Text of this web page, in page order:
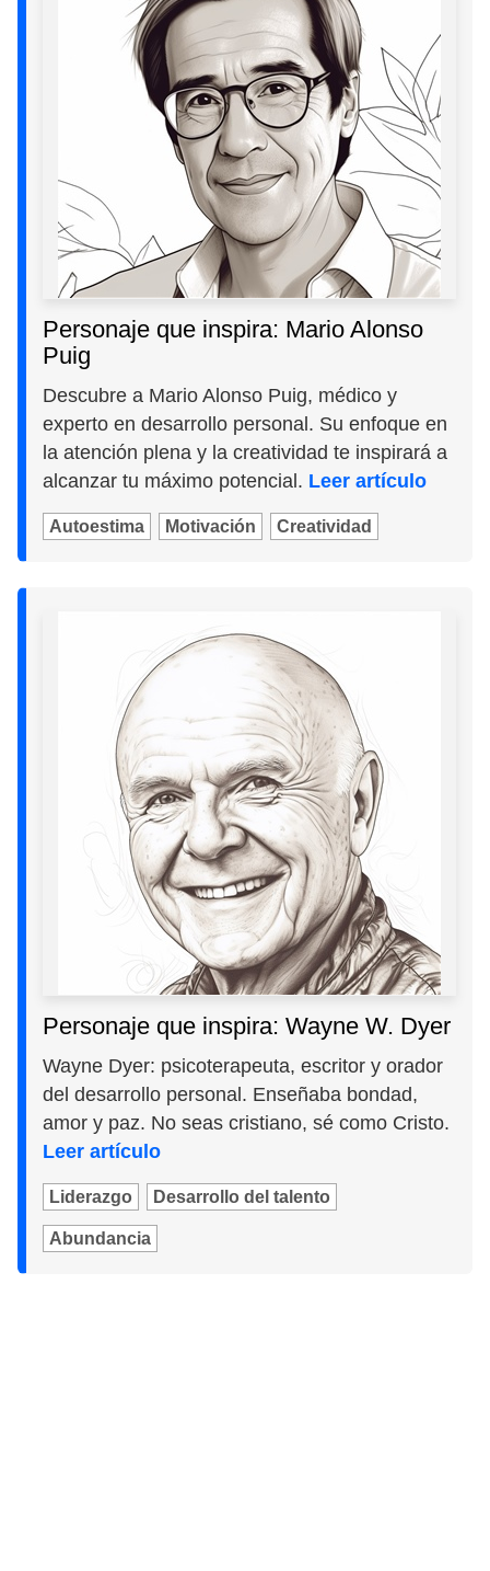
Personaje que inspira: Mario Alonso
Puig
Descubre a Mario Alonso Puig, médico y
experto en desarrollo personal. Su enfoque en
la atención plena y la creatividad te inspirará a
alcanzar tu máximo potencial. Leer artículo
Autoestima Motivación Creatividad
Personaje que inspira: Wayne W. Dyer
Wayne Dyer: psicoterapeuta, escritor y orador
del desarrollo personal. Enseñaba bondad,
amor y paz. No seas cristiano, sé como Cristo.
Leer artículo
Liderazgo Desarrollo del talento
Abundancia